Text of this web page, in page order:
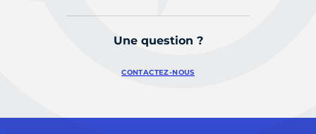
Une question ?
CONTACTEZ-NOUS